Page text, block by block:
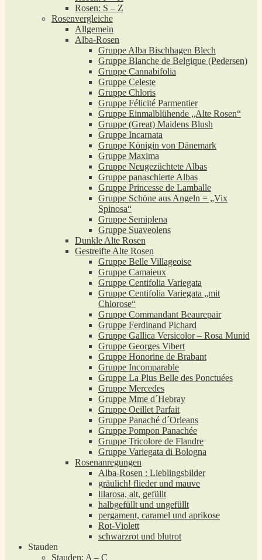
Rosen: S – Z
Rosenvergleiche
Allgemein
Alba-Rosen
Gruppe Alba Bischhagen Blech
Gruppe Blanche de Belgique (Pedersen)
Gruppe Cannabifolia
Gruppe Celeste
Gruppe Chloris
Gruppe Félicité Parmentier
Gruppe Einmalblühende „Alte Rosen“
Gruppe (Great) Maidens Blush
Gruppe Incarnata
Gruppe Königin von Dänemark
Gruppe Maxima
Gruppe Neugezüchtete Albas
Gruppe panaschierte Albas
Gruppe Princesse de Lamballe
Gruppe Schöne aus Angeln = „Vix
Spinosa“
Gruppe Semiplena
Gruppe Suaveolens
Dunkle Alte Rosen
Gestreifte Alte Rosen
Gruppe Belle Villageoise
Gruppe Camaieux
Gruppe Centifolia Variegata
Gruppe Centifolia Variegata „mit
Chlorose“
Gruppe Commandant Beaurepair
Gruppe Ferdinand Pichard
Gruppe Gallica Versicolor – Rosa Munid
Gruppe Georges Vibert
Gruppe Honorine de Brabant
Gruppe Incomparable
Gruppe La Plus Belle des Ponctuées
Gruppe Mercedes
Gruppe Mme d´Hebray
Gruppe Oeillet Parfait
Gruppe Panaché d´Orleans
Gruppe Pompon Panachée
Gruppe Tricolore de Flandre
Gruppe Variegata di Bologna
Rosenanregungen
Alba-Rosen : Lieblingsbilder
gräulich! flieder und mauve
lilarosa, alt, gefüllt
halbgefüllt und ungefüllt
pergament, caramel und aprikose
Rot-Violett
schwarzrot und blutrot
Stauden
Stauden: A – C